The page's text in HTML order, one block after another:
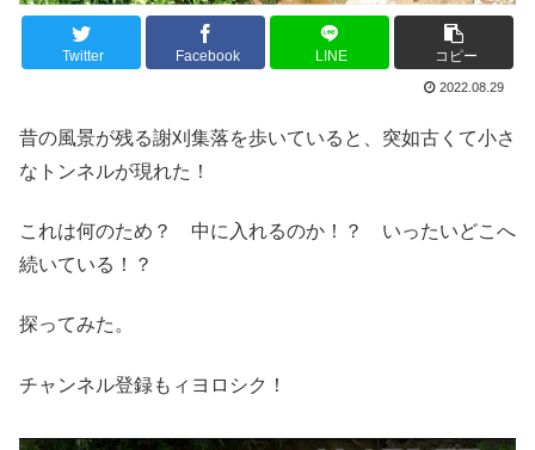
Twitter Facebook LINE コピー
2022.08.29
昔の風景が残る謝刈集落を歩いていると、突如古くて小さ
なトンネルが現れた！
これは何のため？ 中に入れるのか！？ いったいどこへ
続いている！？
探ってみた。
チャンネル登録もィヨロシク！